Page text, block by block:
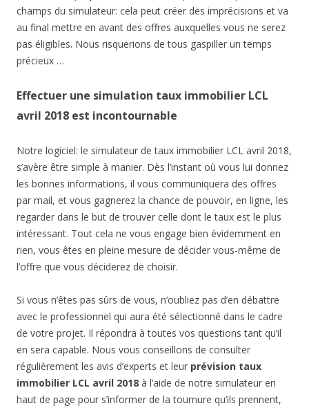
champs du simulateur: cela peut créer des imprécisions et va
au final mettre en avant des offres auxquelles vous ne serez
pas éligibles. Nous risquerions de tous gaspiller un temps
précieux …
Effectuer une simulation taux immobilier LCL
avril 2018 est incontournable
Notre logiciel: le simulateur de taux immobilier LCL avril 2018,
s’avère être simple à manier. Dès l’instant où vous lui donnez
les bonnes informations, il vous communiquera des offres
par mail, et vous gagnerez la chance de pouvoir, en ligne, les
regarder dans le but de trouver celle dont le taux est le plus
intéressant. Tout cela ne vous engage bien évidemment en
rien, vous êtes en pleine mesure de décider vous-même de
l’offre que vous déciderez de choisir.
Si vous n’êtes pas sûrs de vous, n’oubliez pas d’en débattre
avec le professionnel qui aura été sélectionné dans le cadre
de votre projet. Il répondra à toutes vos questions tant qu’il
en sera capable. Nous vous conseillons de consulter
régulièrement les avis d’experts et leur prévision taux
immobilier LCL avril 2018 à l’aide de notre simulateur en
haut de page pour s’informer de la tournure qu’ils prennent,